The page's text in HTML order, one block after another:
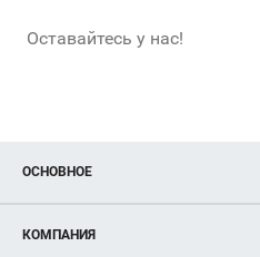
Оставайтесь у нас!
ОСНОВНОЕ
Новости
КОМПАНИЯ